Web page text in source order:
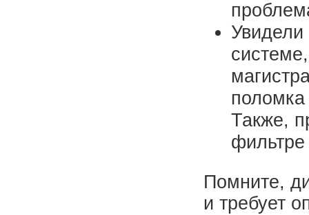
Также,
фильтре
Помните,
и требует